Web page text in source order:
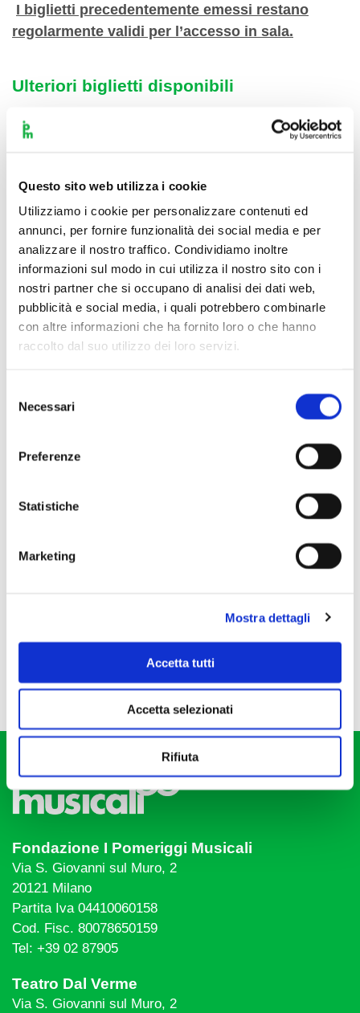
Questo sito web utilizza i cookie
Utilizziamo i cookie per personalizzare contenuti ed
annunci, per fornire funzionalità dei social media e per
analizzare il nostro traffico. Condividiamo inoltre
informazioni sul modo in cui utilizza il nostro sito con i
nostri partner che si occupano di analisi dei dati web,
pubblicità e social media, i quali potrebbero combinarle
con altre informazioni che ha fornito loro o che hanno
raccolto dal suo utilizzo dei loro servizi.
delNecessari
Preferenze
Statistiche
Marketing
Mostra dettagli
Accetta tutti
Accetta selezionati
Rifiuta
I biglietti precedentemente emessi restano
regolarmente validi per l’accesso in sala.
Ulteriori biglietti disponibili
Fondazione I Pomeriggi Musicali
Via S. Giovanni sul Muro, 2
20121 Milano
Partita Iva 04410060158
Cod. Fisc. 80078650159
Tel: +39 02 87905
Teatro Dal Verme
Via S. Giovanni sul Muro, 2